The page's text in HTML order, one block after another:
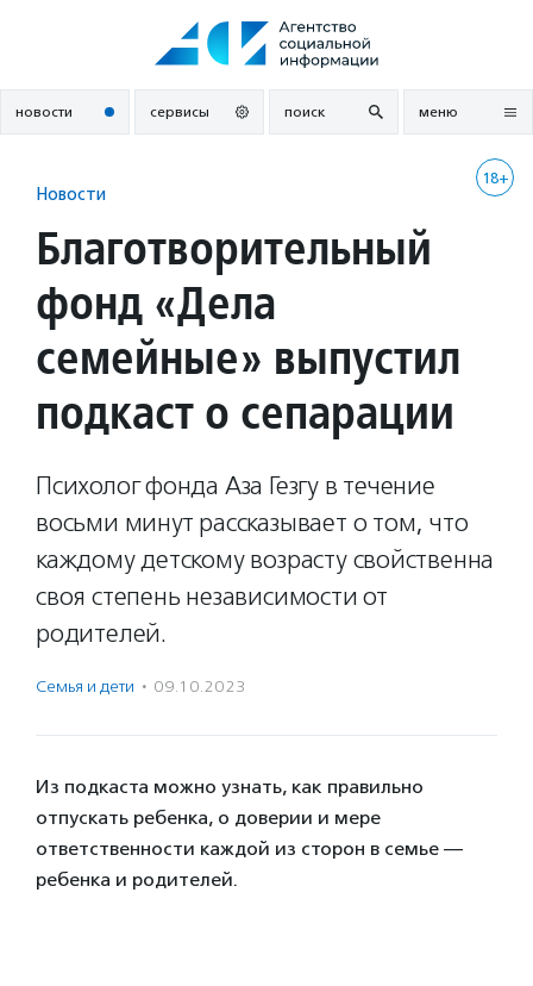
новости сервисы поиск меню
18+
Новости
Благотворительный
фонд «Дела
семейные» выпустил
подкаст о сепарации
Психолог фонда Аза Гезгу в течение
восьми минут рассказывает о том, что
каждому детскому возрасту свойственна
своя степень независимости от
родителей.
Семья и дети · 09.10.2023
Из подкаста можно узнать, как правильно
отпускать ребенка, о доверии и мере
ответственности каждой из сторон в семье —
ребенка и родителей.